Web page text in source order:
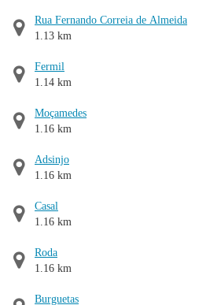
Rua Fernando Correia de Almeida
1.13 km
Fermil
1.14 km
Moçamedes
1.16 km
Adsinjo
1.16 km
Casal
1.16 km
Roda
1.16 km
Burguetas